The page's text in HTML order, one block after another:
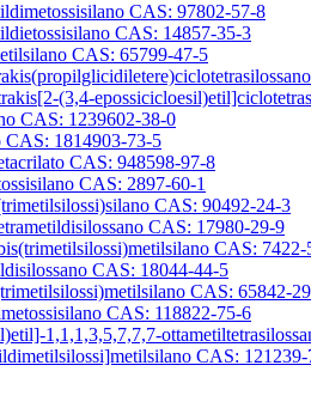
CAS: 97802-57-8
CAS: 14857-35-3
CAS: 65799-47-5
(3,4-
CAS: 1239602-38-0
CAS: 1814903-73-5
CAS: 948598-97-8
CAS: 2897-60-1
CAS: 90492-24-3
CAS: 17980-29-9
CAS: 7422-
CAS: 18044-44-5
CAS: 65842-
CAS: 118822-75-6
1,1,1,3,5,7,7,7-
CAS: 121239-